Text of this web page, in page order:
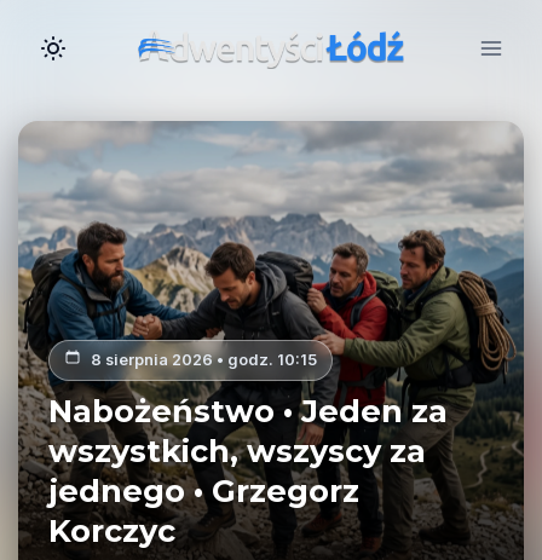
8 sierpnia 2026 • godz. 10:15
Nabożeństwo • Jeden za
wszystkich, wszyscy za
jednego • Grzegorz
Korczyc